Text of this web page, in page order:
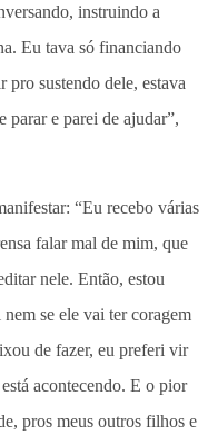
instruindo a
Eu tava só financiando
pro sustendo dele, estava
parar e parei de ajudar”,
“Eu recebo várias
falar mal de mim, que
nele. Então, estou
se ele vai ter coragem
de fazer, eu preferi vir
acontecendo. E o pior
pros meus outros filhos e